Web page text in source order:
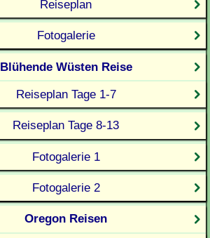
Reiseplan
Fotogalerie
Blühende Wüsten Reise
Reiseplan Tage 1-7
Reiseplan Tage 8-13
Fotogalerie 1
Fotogalerie 2
Oregon Reisen